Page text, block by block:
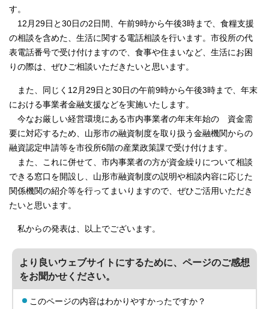
す。
12月29日と30日の2日間、午前9時から午後3時まで、食糧支援
の相談を含めた、生活に関する電話相談を行います。市役所の代
表電話番号で受け付けますので、食事や住まいなど、生活にお困
りの際は、ぜひご相談いただきたいと思います。
また、同じく12月29日と30日の午前9時から午後3時まで、年末
における事業者金融支援などを実施いたします。
今なお厳しい経営環境にある市内事業者の年末年始の 資金需
要に対応するため、山形市の融資制度を取り扱う金融機関からの
融資認定申請等を市役所6階の産業政策課で受け付けます。
また、これに併せて、市内事業者の方が資金繰りについて相談
できる窓口を開設し、山形市融資制度の説明や相談内容に応じた
関係機関の紹介等を行ってまいりますので、ぜひご活用いただき
たいと思います。
私からの発表は、以上でございます。
より良いウェブサイトにするために、ページのご感想
をお聞かせください。
このページの内容はわかりやすかったですか？